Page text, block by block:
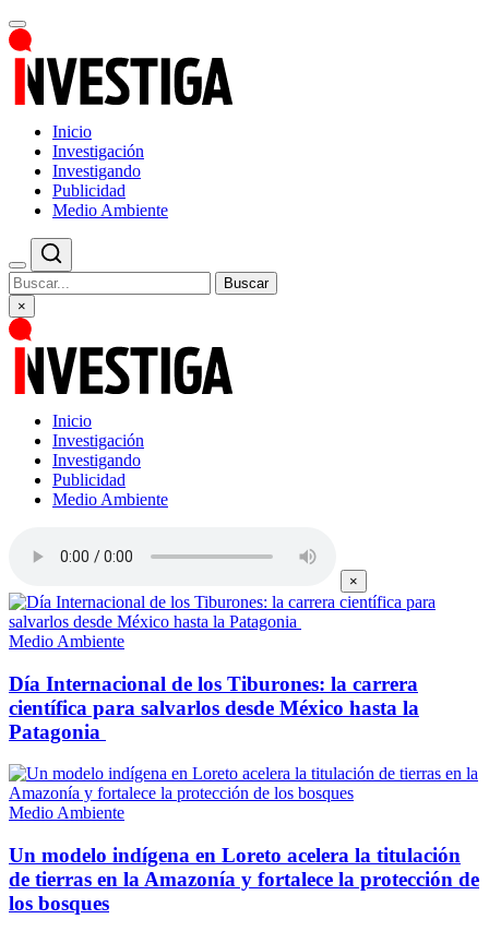
Inicio
Investigación
Investigando
Publicidad
Medio Ambiente
Buscar
×
Inicio
Investigación
Investigando
Publicidad
Medio Ambiente
×
Medio Ambiente
Día Internacional de los Tiburones: la carrera
científica para salvarlos desde México hasta la
Patagonia
Medio Ambiente
Un modelo indígena en Loreto acelera la titulación
de tierras en la Amazonía y fortalece la protección de
los bosques